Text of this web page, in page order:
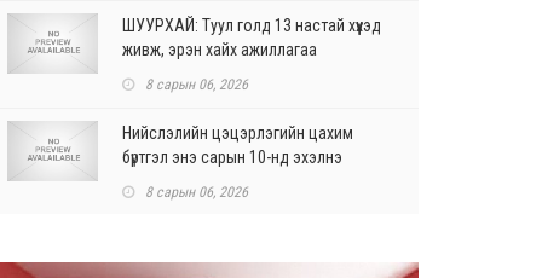
ШУУРХАЙ: Туул голд 13 настай хүүхэд
живж, эрэн хайх ажиллагаа
8 сарын 06, 2026
Нийслэлийн цэцэрлэгийн цахим
бүртгэл энэ сарын 10-нд эхэлнэ
8 сарын 06, 2026
авто замын барилгын ажлын нийт